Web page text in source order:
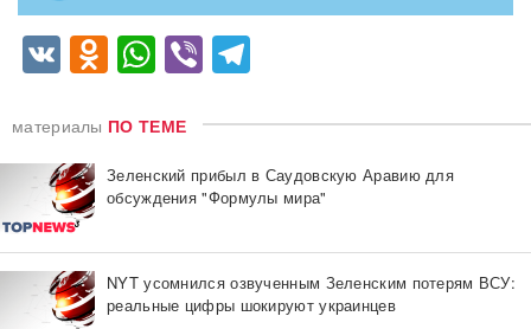
VKOdnoklassniki
WhatsApp
Viber
материалы ПО ТЕМЕ
Зеленский прибыл в Саудовскую Аравию для
обсуждения "Формулы мира"
NYT усомнился озвученным Зеленским потерям ВСУ:
реальные цифры шокируют украинцев